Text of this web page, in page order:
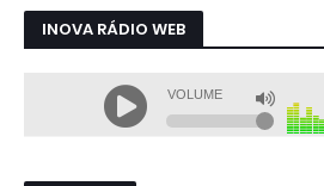
INOVA RÁDIO WEB